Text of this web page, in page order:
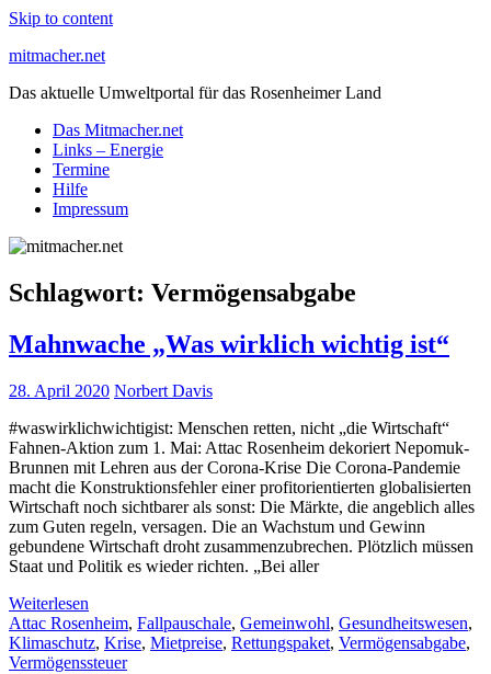
Skip to content
mitmacher.net
Das aktuelle Umweltportal für das Rosenheimer Land
Das Mitmacher.net
Links – Energie
Termine
Hilfe
Impressum
Schlagwort: Vermögensabgabe
Mahnwache „Was wirklich wichtig ist“
28. April 2020 Norbert Davis
#waswirklichwichtigist: Menschen retten, nicht „die Wirtschaft“
Fahnen-Aktion zum 1. Mai: Attac Rosenheim dekoriert Nepomuk-
Brunnen mit Lehren aus der Corona-Krise Die Corona-Pandemie
macht die Konstruktionsfehler einer profitorientierten globalisierten
Wirtschaft noch sichtbarer als sonst: Die Märkte, die angeblich alles
zum Guten regeln, versagen. Die an Wachstum und Gewinn
gebundene Wirtschaft droht zusammenzubrechen. Plötzlich müssen
Staat und Politik es wieder richten. „Bei aller
Weiterlesen
Attac Rosenheim, Fallpauschale, Gemeinwohl, Gesundheitswesen,
Klimaschutz, Krise, Mietpreise, Rettungspaket, Vermögensabgabe,
Vermögenssteuer